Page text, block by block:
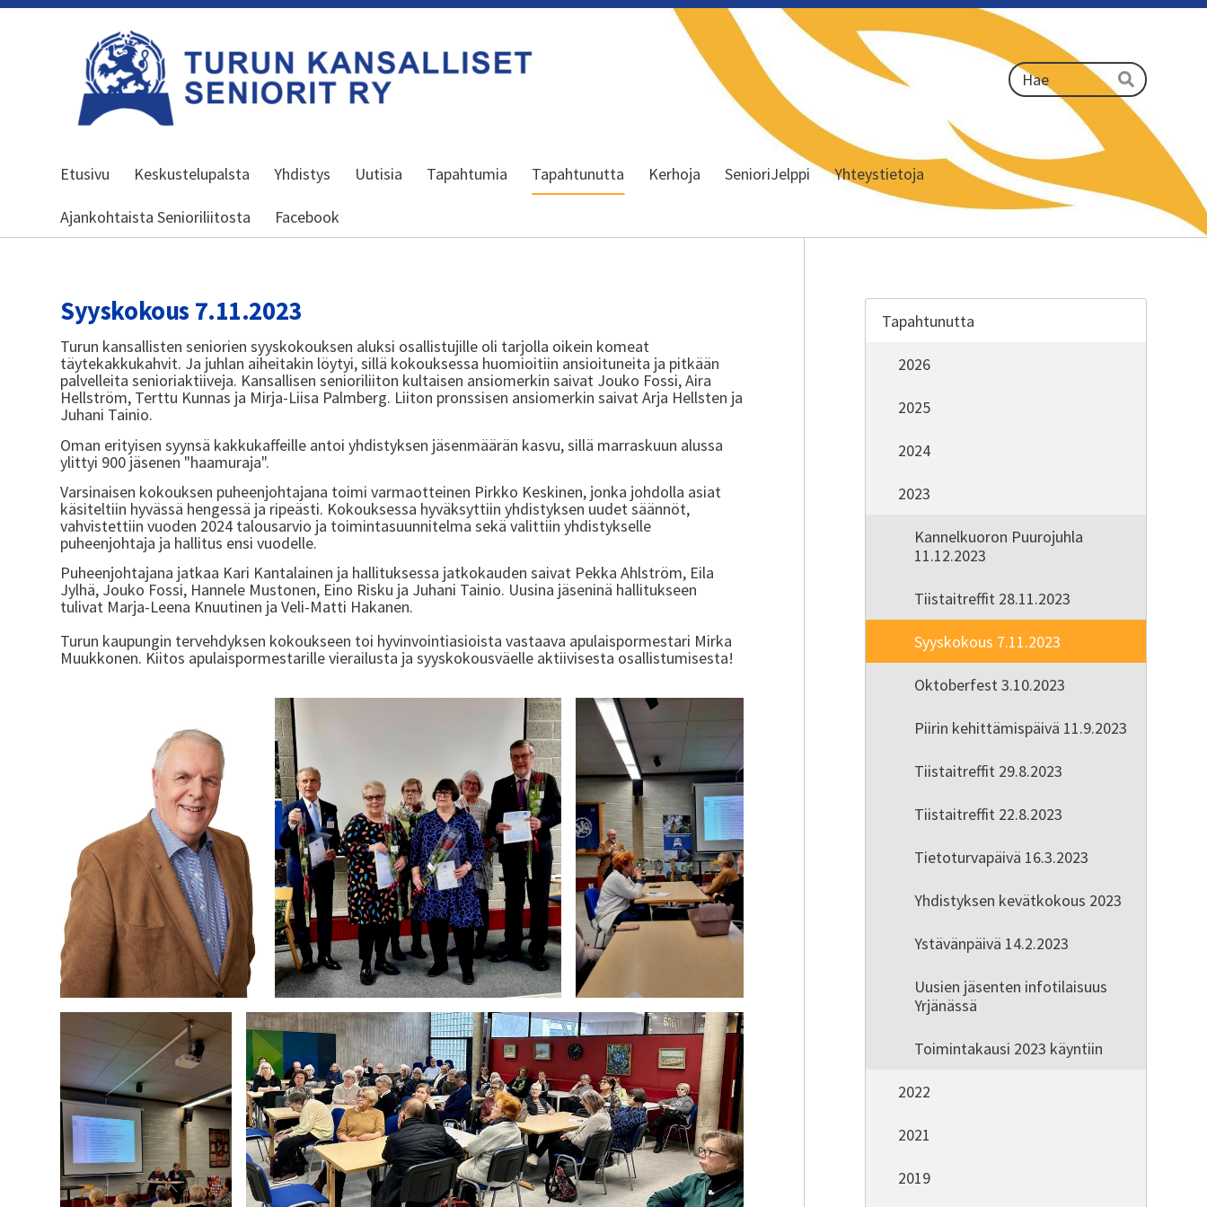
Turun kansalliset seniorit ry
Haku
Hae
Etusivu Keskustelupalsta Yhdistys Uutisia Tapahtumia Tapahtunutta Kerhoja SenioriJelppi Yhteystietoja
Ajankohtaista Senioriliitosta Facebook
Syyskokous 7.11.2023
Turun kansallisten seniorien syyskokouksen aluksi osallistujille oli tarjolla oikein komeat
täytekakkukahvit. Ja juhlan aiheitakin löytyi, sillä kokouksessa huomioitiin ansioituneita ja pitkään
palvelleita senioriaktiiveja. Kansallisen senioriliiton kultaisen ansiomerkin saivat Jouko Fossi, Aira
Hellström, Terttu Kunnas ja Mirja-Liisa Palmberg. Liiton pronssisen ansiomerkin saivat Arja Hellsten ja
Juhani Tainio.
Oman erityisen syynsä kakkukaffeille antoi yhdistyksen jäsenmäärän kasvu, sillä marraskuun alussa
ylittyi 900 jäsenen "haamuraja".
Varsinaisen kokouksen puheenjohtajana toimi varmaotteinen Pirkko Keskinen, jonka johdolla asiat
käsiteltiin hyvässä hengessä ja ripeästi. Kokouksessa hyväksyttiin yhdistyksen uudet säännöt,
vahvistettiin vuoden 2024 talousarvio ja toimintasuunnitelma sekä valittiin yhdistykselle
puheenjohtaja ja hallitus ensi vuodelle.
Puheenjohtajana jatkaa Kari Kantalainen ja hallituksessa jatkokauden saivat Pekka Ahlström, Eila
Jylhä, Jouko Fossi, Hannele Mustonen, Eino Risku ja Juhani Tainio. Uusina jäseninä hallitukseen
tulivat Marja-Leena Knuutinen ja Veli-Matti Hakanen.
Turun kaupungin tervehdyksen kokoukseen toi hyvinvointiasioista vastaava apulaispormestari Mirka
Muukkonen. Kiitos apulaispormestarille vierailusta ja syyskokousväelle aktiivisesta osallistumisesta!
Tapahtunutta
2026
2025
2024
2023
Kannelkuoron Puurojuhla
11.12.2023
Tiistaitreffit 28.11.2023
Syyskokous 7.11.2023
Oktoberfest 3.10.2023
Piirin kehittämispäivä 11.9.2023
Tiistaitreffit 29.8.2023
Tiistaitreffit 22.8.2023
Tietoturvapäivä 16.3.2023
Yhdistyksen kevätkokous 2023
Ystävänpäivä 14.2.2023
Uusien jäsenten infotilaisuus
Yrjänässä
Toimintakausi 2023 käyntiin
2022
2021
2019